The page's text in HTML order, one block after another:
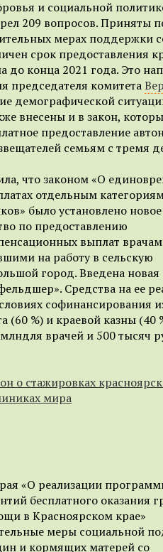
и социальной
209 вопросов. Приняты
мерах поддержки
срок предоставления
до конца 2021 года. Это
председателя комитета
демографической
внесены и в закон,
предоставление
семьям с тремя
что законом «О
отдельным
было установлено новое
по предоставлению
выплат
на работу в сельскую
город. Введена новая
Средства на ее
софинансирования
(60 %) и краевой казны (40
врачей и 500 тысяч
о стажировках
мира
«О реализации
бесплатного оказания
в Красноярском крае»
меры социальной
и кормящих матерей со